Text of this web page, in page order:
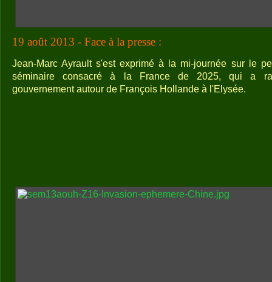
19 août 2013 - Face à la presse :
Jean-Marc Ayrault s'est exprimé à la mi-journée sur le
séminaire consacré à la France de 2025, qui a
gouvernement autour de François Hollande à l'Elysée.